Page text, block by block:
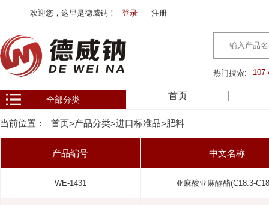
欢迎您，这里是德威钠！ 登录 注册
热门搜索:
全部分类 首页
当前位置： 首页>产品分类>进口标准品>肥料
产品编号 中文名称
WE-1431 亚麻酸亚麻醇酯(C18:3-